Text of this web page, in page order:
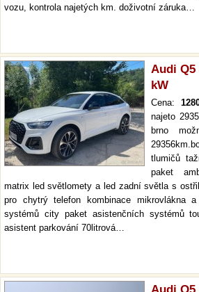
vozu, kontrola najetých km. doživotní záruka…
Audi Q5
kW
Cena:
najeto
brno
tlumičů
paket
matrix led světlomety a led zadní světla s
pro chytrý telefon kombinace mikrovlákna
systémů city paket asistenčních systémů
asistent parkování 70litrová…